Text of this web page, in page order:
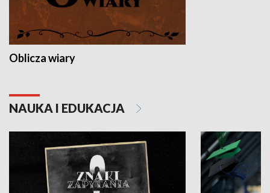
Oblicza wiary
NAUKA I EDUKACJA